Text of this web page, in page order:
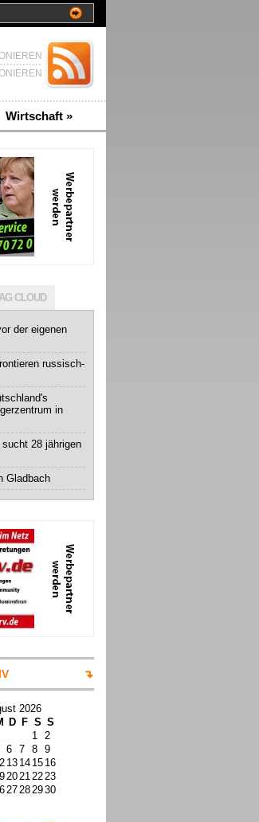
Wirtschaft »
CLOUD
der eigenen
russisch-
in
28 jährigen
Gladbach
2026
D F S S
1 2
6 7 8 9
13 14 15 16
20212223
27282930